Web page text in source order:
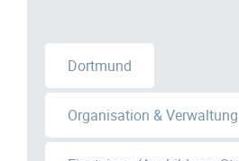
Dortmund
Organisation & Verwaltung